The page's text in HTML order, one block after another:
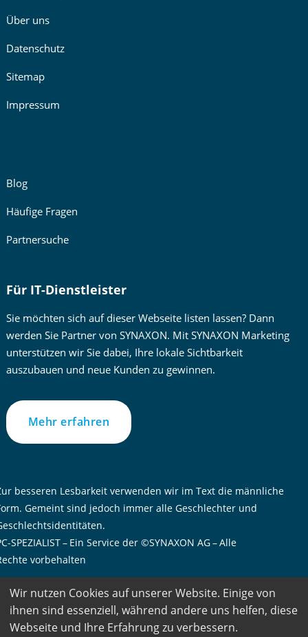
Über uns
Datenschutz
Sitemap
Impressum
Blog
Häufige Fragen
Partnersuche
Für IT-Dienstleister
Sie möchten sich auf dieser Webseite listen lassen? Dann
werden Sie Partner von SYNAXON. Mit SYNAXON Marketing
unterstützen wir Sie dabei, Ihre lokale Sichtbarkeit
auszubauen und neue Kunden zu gewinnen.
Mehr erfahren
besseren Lesbarkeit verwenden wir im Text die männliche
Gemeint sind jedoch immer alle Geschlechter und
SPEZIALIST – Ein Service der ©SYNAXON AG – Alle
vorbehalten
Wir nutzen Cookies auf unserer Website. Einige von
ihnen sind essenziell, während andere uns helfen, diese
Webseite und Ihre Erfahrung zu verbessern.